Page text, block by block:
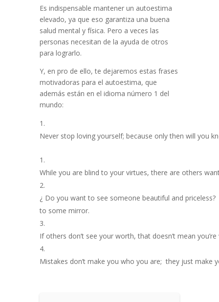
Es indispensable mantener un autoestima
elevado, ya que eso garantiza una buena
salud mental y física. Pero a veces las
personas necesitan de la ayuda de otros
para lograrlo.
Y, en pro de ello, te dejaremos estas frases
motivadoras para el autoestima, que
además están en el idioma número 1 del
mundo:
Neverstop loving yourself; because only then will you
While you are blind to your virtues,there are others
¿ Do you wantto see someone beautiful and priceless?
to some mirror.
If others don’t see your worth,that doesn’tmean you’re
Mistakes don’t make you who you are;they just make